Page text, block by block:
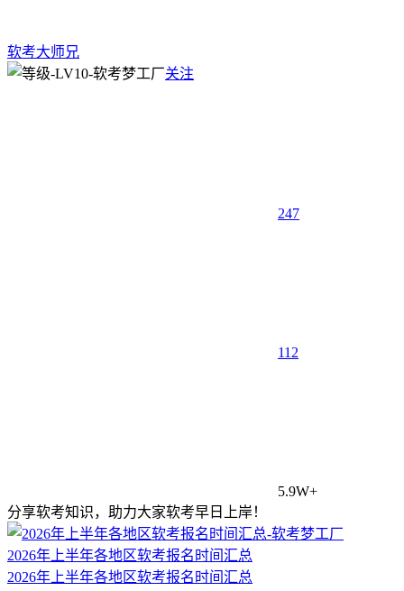
软考大师兄
关注
247
112
5.9W+
分享软考知识，助力大家软考早日上岸！
2026年上半年各地区软考报名时间汇总
2026年上半年各地区软考报名时间汇总